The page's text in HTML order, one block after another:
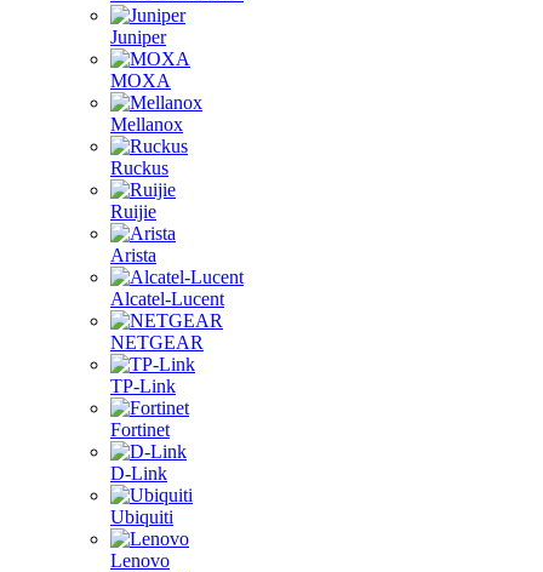
Juniper
MOXA
Mellanox
Ruckus
Ruijie
Arista
Alcatel-Lucent
NETGEAR
TP-Link
Fortinet
D-Link
Ubiquiti
Lenovo